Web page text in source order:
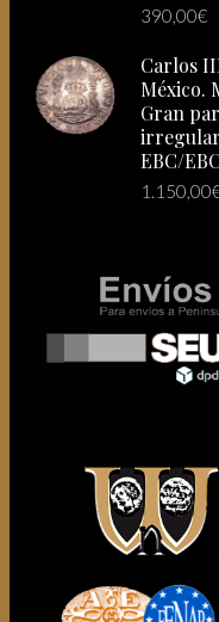
390,00€
Carlos III
México.
Gran
EBC/
1.150,00